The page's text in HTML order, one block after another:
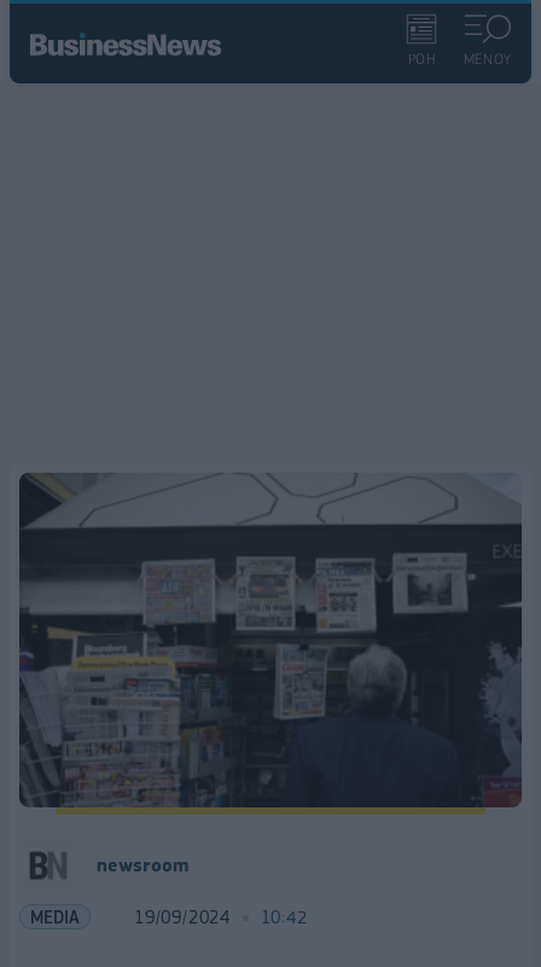
ΡΟΗ ΜΕΝΟΥ
newsroom
MEDIA 19/09/2024 10:42